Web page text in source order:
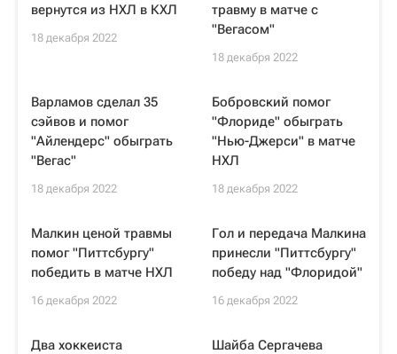
вернутся из НХЛ в КХЛ
18 декабря 2022
травму в матче с
"Вегасом"
18 декабря 2022
Варламов сделал 35
сэйвов и помог
"Айлендерс" обыграть
"Вегас"
18 декабря 2022
Бобровский помог
"Флориде" обыграть
"Нью-Джерси" в матче
НХЛ
18 декабря 2022
Малкин ценой травмы
помог "Питтсбургу"
победить в матче НХЛ
16 декабря 2022
Гол и передача Малкина
принесли "Питтсбургу"
победу над "Флоридой"
16 декабря 2022
Два хоккеиста
Шайба Сергачева